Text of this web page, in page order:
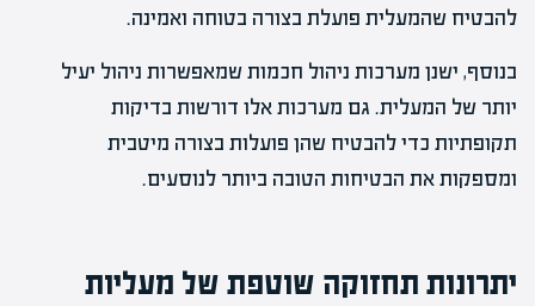
להבטיח שהמעלית פועלת בצורה בטוחה ואמינה.
בנוסף, ישנן מערכות ניהול חכמות שמאפשרות ניהול יעיל
יותר של המעלית. גם מערכות אלו דורשות בדיקות
תקופתיות כדי להבטיח שהן פועלות בצורה מיטבית
ומספקות את הבטיחות הטובה ביותר לנוסעים.
יתרונות תחזוקה שוטפת של מעליות